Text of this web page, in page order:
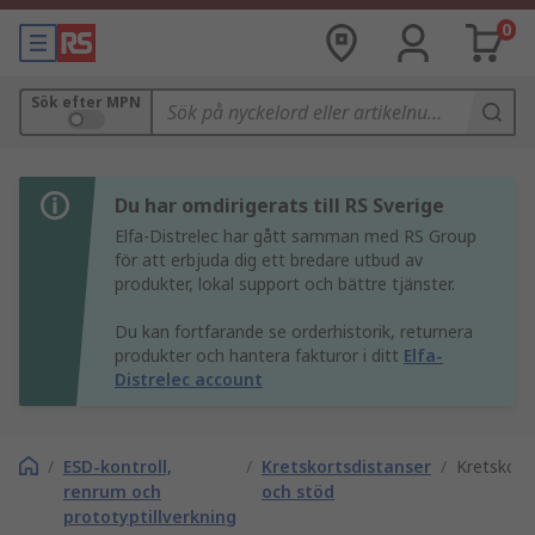
0
Sök efter MPN
Du har omdirigerats till RS Sverige
Elfa-Distrelec har gått samman med RS Group
för att erbjuda dig ett bredare utbud av
produkter, lokal support och bättre tjänster.
Du kan fortfarande se orderhistorik, returnera
produkter och hantera fakturor i ditt Elfa-
Distrelec account
/ ESD-kontroll,
renrum och
prototyptillverkning
/ Kretskortsdistanser
och stöd
/